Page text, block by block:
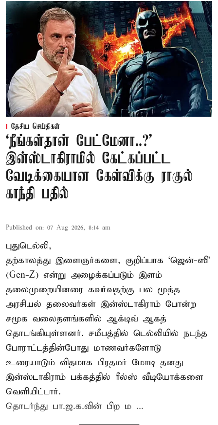
தேசிய செய்திகள்
‘நீங்கள்தான் பேட்மேனா..?’
இன்ஸ்டாகிராமில் கேட்கப்பட்ட
வேடிக்கையான கேள்விக்கு ராகுல்
காந்தி பதில்
Published on: 07 Aug 2026, 8:14 am
புதுடெல்லி,
தற்காலத்து இளைஞர்களை, குறிப்பாக ‘ஜென்-ஸி’
(Gen-Z) என்று அழைக்கப்படும் இளம்
தலைமுறையினரை கவர்வதற்கு பல மூத்த
அரசியல் தலைவர்கள் இன்ஸ்டாகிராம் போன்ற
சமூக வலைதளங்களில் ஆக்டிவ் ஆகத்
தொடங்கியுள்ளனர். சமீபத்தில் டெல்லியில் நடந்த
போராட்டத்தின்போது மாணவர்களோடு
உரையாடும் விதமாக பிரதமர் மோடி தனது
இன்ஸ்டாகிராம் பக்கத்தில் ரீல்ஸ் வீடியோக்களை
வெளியிட்டார்.
தொடர்ந்து பா.ஜ.க.வின் பிற ம ...